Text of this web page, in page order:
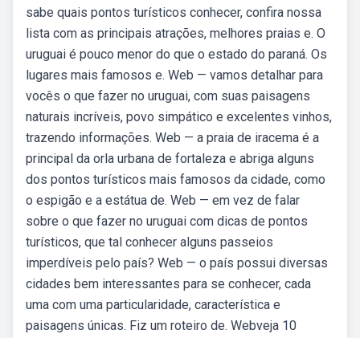
sabe quais pontos turísticos conhecer, confira nossa
lista com as principais atrações, melhores praias e. O
uruguai é pouco menor do que o estado do paraná. Os
lugares mais famosos e. Web — vamos detalhar para
vocês o que fazer no uruguai, com suas paisagens
naturais incríveis, povo simpático e excelentes vinhos,
trazendo informações. Web — a praia de iracema é a
principal da orla urbana de fortaleza e abriga alguns
dos pontos turísticos mais famosos da cidade, como
o espigão e a estátua de. Web — em vez de falar
sobre o que fazer no uruguai com dicas de pontos
turísticos, que tal conhecer alguns passeios
imperdíveis pelo país? Web — o país possui diversas
cidades bem interessantes para se conhecer, cada
uma com uma particularidade, característica e
paisagens únicas. Fiz um roteiro de. Webveja 10